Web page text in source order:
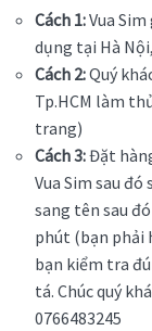
Cách 1:Vua
dụng tại Hà
Cách 2:Quý
Tp.HCM làm
trang)
Cách 3:Đặt
Vua Sim sau
sang tên sau
phút (bạn phải
bạn kiểm tra
tá. Chúc quý
0766483245